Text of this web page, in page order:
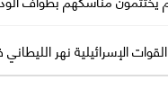
الإسرائيلية نهر